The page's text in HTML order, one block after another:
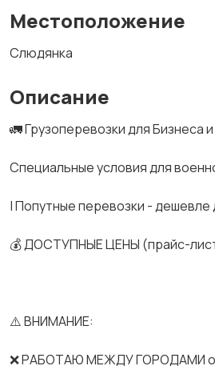
Местоположение
Слюдянка
Описание
🚛 Грузоперевозки для Бизнеса
Спeциальные услoвия для
| Попутные перевозки - дешевле
💰 ДОСТУПНЫЕ ЦЕНЫ (прайс-
⚠️ ВНИМАНИЕ:
❌ РАБОТАЮ МЕЖДУ ГОРОДАМИ